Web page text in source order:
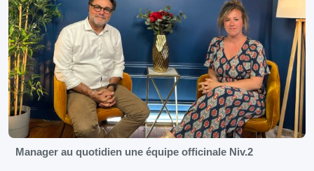
Manager au quotidien une équipe officinale Niv.2